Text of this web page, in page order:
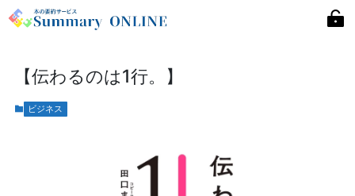
【伝わるのは1行。】
ビジネス